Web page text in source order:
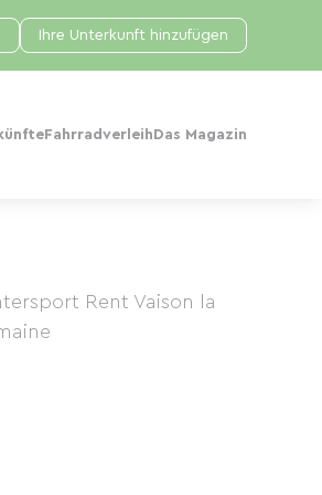
Fahrradverleih Das Magazin
Ihre Unterkunft hinzufügen